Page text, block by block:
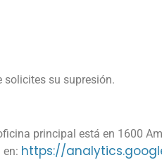
solicites su supresión.
principal está en 1600
https://